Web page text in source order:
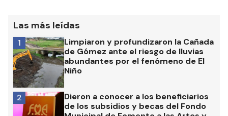
Las más leídas
Limpiaron y profundizaron la Cañada
de Gómez ante el riesgo de lluvias
abundantes por el fenómeno de El
Niño
1
Dieron a conocer a los beneficiarios
de los subsidios y becas del Fondo
2